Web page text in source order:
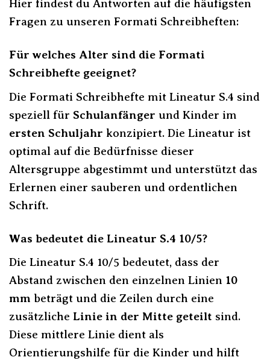
Hier findest du Antworten auf die häufigsten
Fragen zu unseren Formati Schreibheften:
Für welches Alter sind die Formati
Schreibhefte geeignet?
Die Formati Schreibhefte mit Lineatur S.4 sind
speziell für Schulanfänger und Kinder im
ersten Schuljahr konzipiert. Die Lineatur ist
optimal auf die Bedürfnisse dieser
Altersgruppe abgestimmt und unterstützt das
Erlernen einer sauberen und ordentlichen
Schrift.
Was bedeutet die Lineatur S.4 10/5?
Die Lineatur S.4 10/5 bedeutet, dass der
Abstand zwischen den einzelnen Linien 10
mm beträgt und die Zeilen durch eine
zusätzliche Linie in der Mitte geteilt sind.
Diese mittlere Linie dient als
Orientierungshilfe für die Kinder und hilft